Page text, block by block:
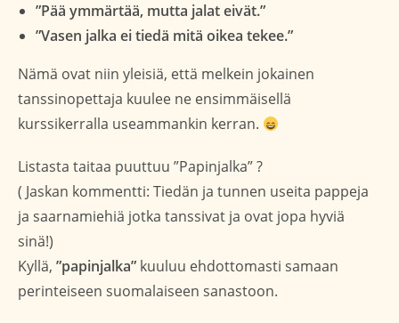
”Pää ymmärtää, mutta jalat eivät.”
”Vasen jalka ei tiedä mitä oikea tekee.”
Nämä ovat niin yleisiä, että melkein jokainen
tanssinopettaja kuulee ne ensimmäisellä
kurssikerralla useammankin kerran.
Listasta taitaa puuttuu ”Papinjalka” ?
( Jaskan kommentti: Tiedän ja tunnen useita pappeja
ja saarnamiehiä jotka tanssivat ja ovat jopa hyviä
sinä!)
Kyllä, ”papinjalka” kuuluu ehdottomasti samaan
perinteiseen suomalaiseen sanastoon.